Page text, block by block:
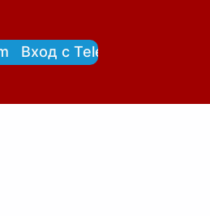
Вход с Telegram